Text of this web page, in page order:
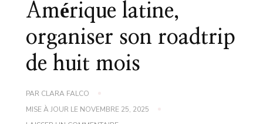
Amérique latine,
organiser son roadtrip
de huit mois
PAR CLARA FALCO
MISE À JOUR LE NOVEMBRE 25, 2025